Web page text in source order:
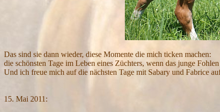
Das sind sie dann wieder, diese Momente die mich ticken machen:
die schönsten Tage im Leben eines Züchters, wenn das junge
Und ich freue mich auf die nächsten Tage mit Sabary und Fabrice
15. Mai 2011: